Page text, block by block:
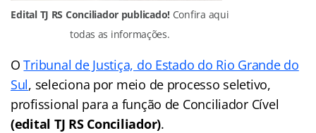
Edital TJ RS Conciliador publicado! Confira aqui
todas as informações.
OTribunal de Justiça, do Estado do Rio Grande do
Sul, seleciona por meio de processo seletivo,
profissional para a função de Conciliador Cível
(edital TJ RS Conciliador).